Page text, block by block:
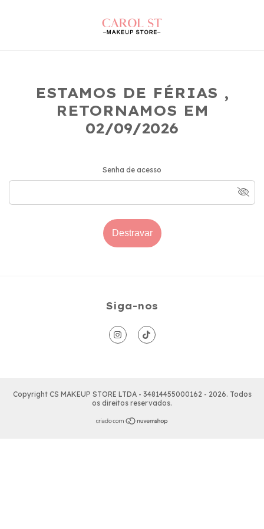
ESTAMOS DE FÉRIAS ,
RETORNAMOS EM
02/09/2026
Senha de acesso
Destravar
Siga-nos
Copyright CS MAKEUP STORE LTDA - 34814455000162 - 2026. Todos
os direitos reservados.